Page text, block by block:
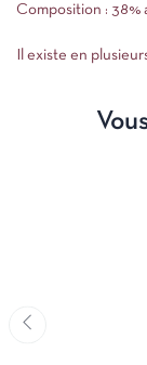
Composition : 38%
Il existe en